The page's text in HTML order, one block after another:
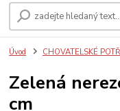
Úvod CHOVATELSKÉ
Zelená
cm